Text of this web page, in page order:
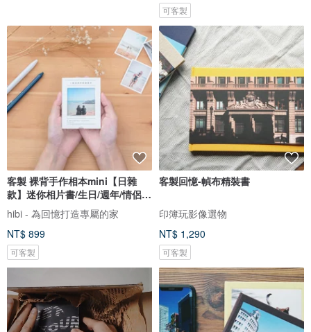
可客製
客製 裸背手作相本mini【日雜
款】迷你相片書/生日/週年/情侶禮
物
hibi - 為回憶打造專屬的家
NT$ 899
可客製
客製回憶-幀布精裝書
印簿玩影像選物
NT$ 1,290
可客製